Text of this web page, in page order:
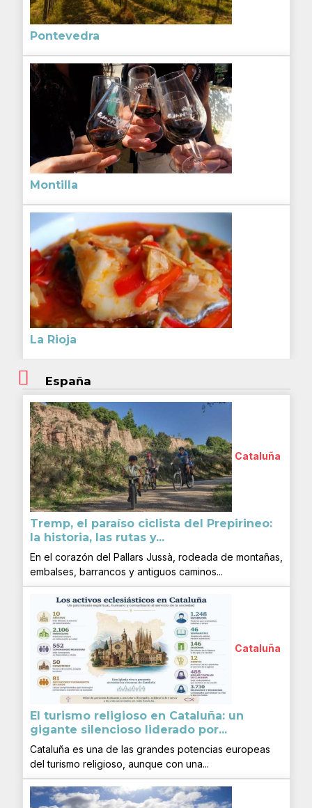
Pontevedra
Montilla
La Rioja
España
Cataluña
Tremp, el paraíso ciclista del Prepirineo:
la historia, las rutas y...
En el corazón del Pallars Jussà, rodeada de montañas,
embalses, barrancos y antiguos caminos...
Cataluña
El turismo religioso en Cataluña: un
gigante silencioso liderado por...
Cataluña es una de las grandes potencias europeas
del turismo religioso, aunque con una...